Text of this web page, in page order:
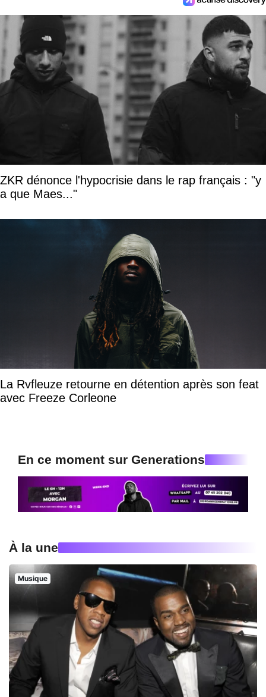
ZKR dénonce l'hypocrisie dans le rap français : "y
a que Maes..."
La Rvfleuze retourne en détention après son feat
avec Freeze Corleone
En ce moment sur Generations
À la une
Musique